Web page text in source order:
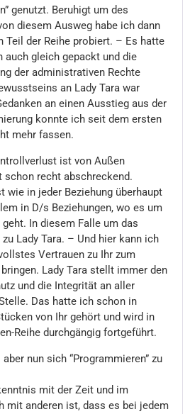
genutzt. Beruhigt um des
diesem Ausweg habe ich dann
Teil der Reihe probiert. – Es hatte
auch gleich gepackt und die
der administrativen Rechte
an Lady Tara war
an einen Ausstieg aus der
konnte ich seit dem ersten
mehr fassen.
ist von Außen
schon recht abschreckend.
wie in jeder Beziehung überhaupt
in D/s Beziehungen, wo es um
In diesem Falle um das
Lady Tara. – Und hier kann ich
Vertrauen zu Ihr zum
Lady Tara stellt immer den
und die Integrität an aller
Das hatte ich schon in
von Ihr gehört und wird in
Reihe durchgängig fortgeführt.
nun sich “Programmieren” zu
mit der Zeit und im
mit anderen ist, dass es bei jedem